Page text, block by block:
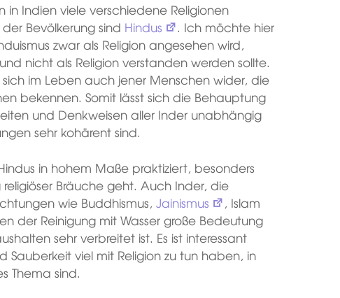
in Indien viele verschiedene Religionen
Bevölkerung sind Hindus
. Ich möchte hier
zwar als Religion angesehen wird,
und nicht als Religion verstanden werden sollte.
im Leben auch jener Menschen wider, die
bekennen. Somit lässt sich die Behauptung
und Denkweisen aller Inder unabhängig
sehr kohärent sind.
in hohem Maße praktiziert, besonders
Bräuche geht. Auch Inder, die
wie Buddhismus,Jainismus
, Islam
der Reinigung mit Wasser große Bedeutung
sehr verbreitet ist. Es ist interessant
Sauberkeit viel mit Religion zu tun haben, in
Thema sind.